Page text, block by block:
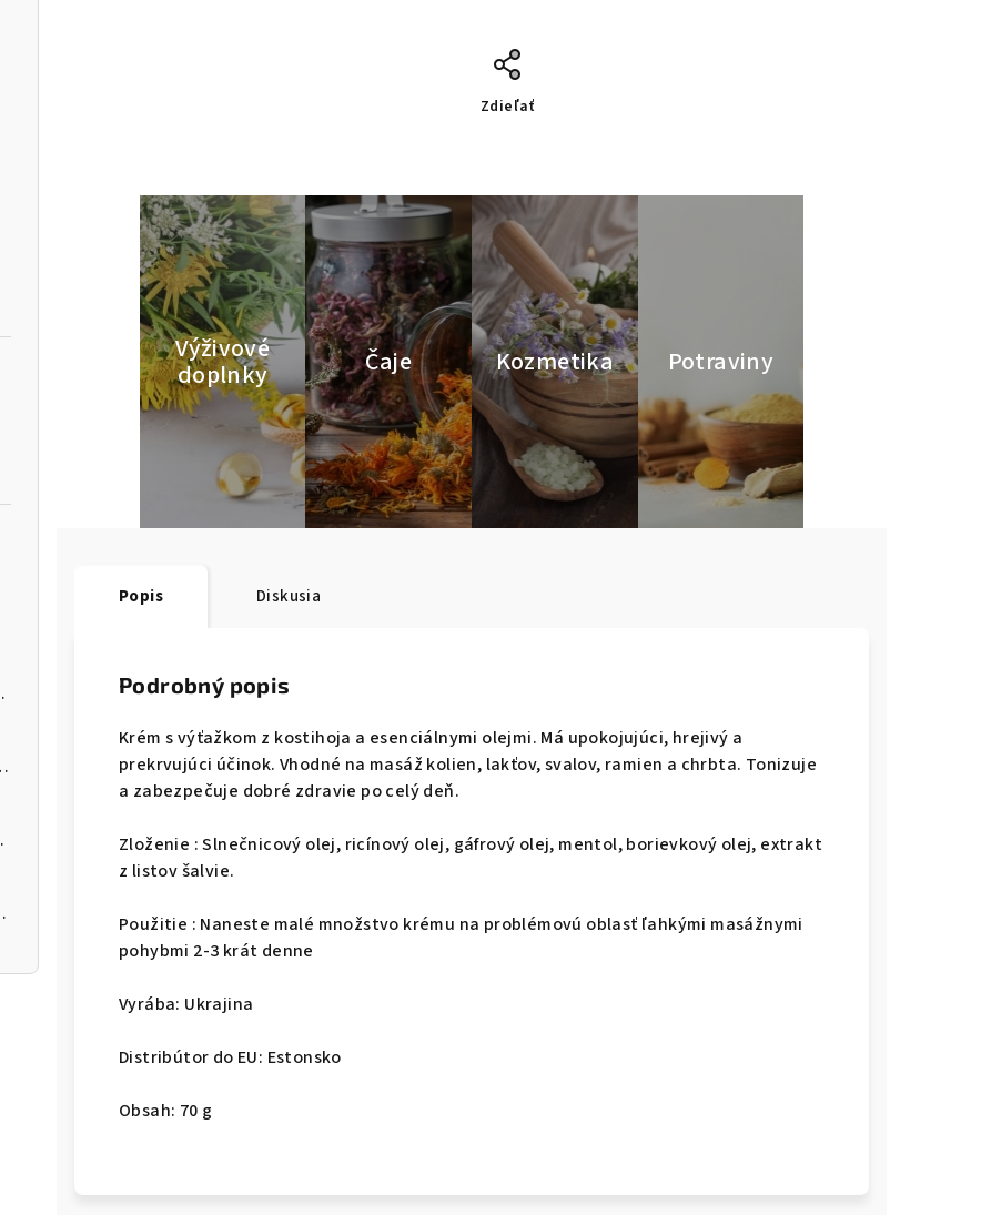
India
Organic India
India
India
Zdieľať
Výživové
doplnky Čaje Kozmetika Potraviny
Popis Diskusia
Podrobný popis
Krém s výťažkom z kostihoja a esenciálnymi olejmi. Má upokojujúci, hrejivý a
prekrvujúci účinok. Vhodné na masáž kolien, lakťov, svalov, ramien a chrbta. Tonizuje
a zabezpečuje dobré zdravie po celý deň.
Zloženie : Slnečnicový olej, ricínový olej, gáfrový olej, mentol, borievkový olej, extrakt
z listov šalvie.
Použitie : Naneste malé množstvo krému na problémovú oblasť ľahkými masážnymi
pohybmi 2-3 krát denne
Vyrába: Ukrajina
Distribútor do EU: Estonsko
Obsah: 70 g